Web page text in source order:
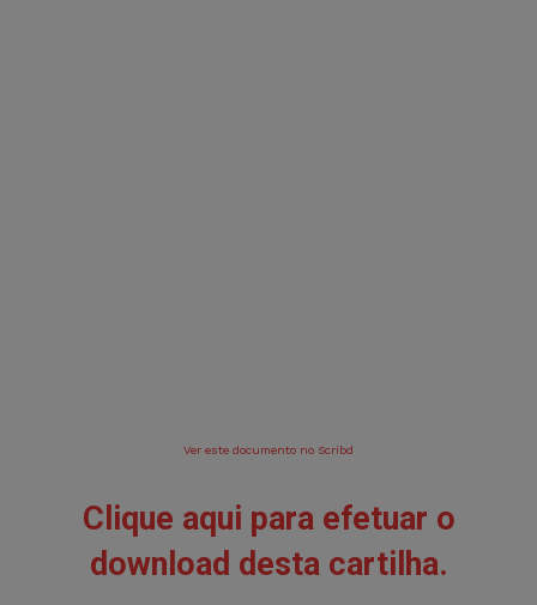
Ver este documento no Scribd
Clique aqui para efetuar o
download desta cartilha.